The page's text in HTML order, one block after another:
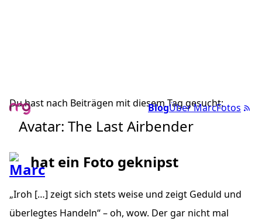
BlogÜber MarcFotos
Du hast nach Beiträgen mit diesem Tag gesucht:
Avatar: The Last Airbender
hat ein Foto geknipst
„Iroh […] zeigt sich stets weise und zeigt Geduld und
überlegtes Handeln“ – oh, wow. Der gar nicht mal